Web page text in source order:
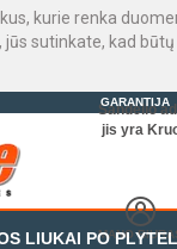
kurie renka
jūs sutinkate, kad
GARANTIJA
Sandėlio
jis yra
MANO
LIUKAI PO